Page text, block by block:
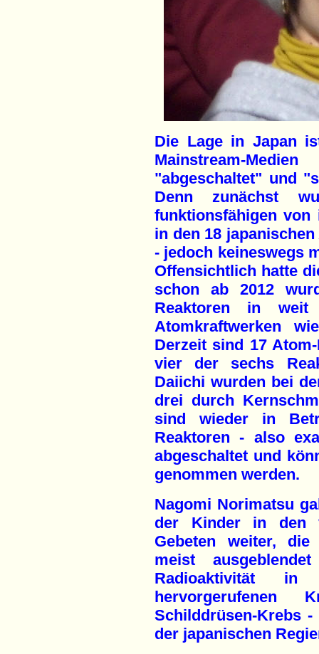
Die Lage in Japan
Mainstream-
"abgeschaltet" und
Denn zunächst
funktionsfähigen von
in den 18
- jedoch keineswegs
Offensichtlich hatte
schon ab 2012
Reaktoren in weit
Atomkraftwerken
Derzeit sind 17
vier der sechs
Daiichi wurden bei
drei durch
sind wieder in
Reaktoren - also
abgeschaltet und
genommen werden.
Nagomi Norimatsu
der Kinder in den
Gebeten weiter, die
meist
Radioaktivität
hervorgerufenen
Schilddrüsen-Krebs
der japanischen